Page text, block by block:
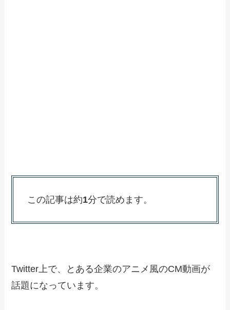
この記事は約1分で読めます。
Twitter上で、とある企業のアニメ風のCM動画が
話題になっています。